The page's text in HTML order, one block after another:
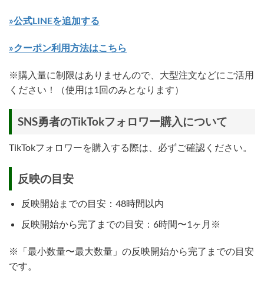
»公式LINEを追加する
»クーポン利用方法はこちら
※購入量に制限はありませんので、大型注文などにご活用
ください！（使用は1回のみとなります）
SNS勇者のTikTokフォロワー購入について
TikTokフォロワーを購入する際は、必ずご確認ください。
反映の目安
反映開始までの目安：48時間以内
反映開始から完了までの目安：6時間〜1ヶ月※
※「最小数量〜最大数量」の反映開始から完了までの目安
です。